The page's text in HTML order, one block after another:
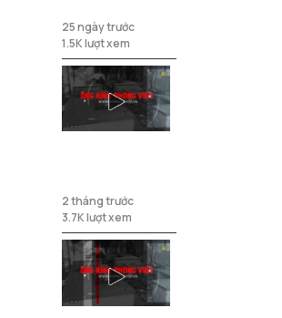
hoang
25 ngày trước
1.5K lượt xem
tràn lan
2 tháng trước
3.7K lượt xem